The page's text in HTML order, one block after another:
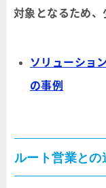
対象となるため、
ソリューショ
の事例
ルート営業との